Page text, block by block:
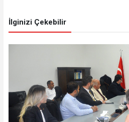
İlginizi Çekebilir